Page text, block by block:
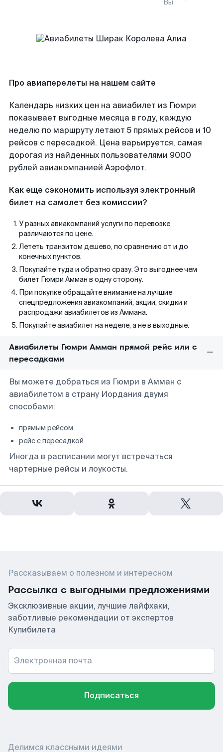
Вы
Про авиаперелеты на нашем сайте
Календарь низких цен на авиабилет из Гюмри
показывает выгодные месяца в году, каждую
неделю по маршруту летают 5 прямых рейсов и 10
рейсов с пересадкой. Цена варьируется, самая
дорогая из найденных пользователями 9000
рублей авиакомпанией Аэрофлот.
Как еще сэкономить используя электронный
билет на самолет без комиссии?
У разных авиакомпаний услуги по перевозке
различаются по цене.
Лететь транзитом дешево, по сравнению от и до
конечных пунктов.
Покупайте туда и обратно сразу. Это выгоднее чем
билет Гюмри Амман в одну сторону.
При покупке обращайте внимание на лучшие
спецпредложения авиакомпаний, акции, скидки и
распродажи авиабилетов из Аммана.
Покупайте авиабилет на неделе, а не в выходные.
Авиабилеты Гюмри Амман прямой рейс или с
пересадками
Вы можете добраться из Гюмри в Амман с
авиабилетом в страну Иордания двумя
способами:
прямым рейсом
рейс с пересадкой
Иногда в расписании могут встречаться
чартерные рейсы и лоукосты.
Рассказываем о полезном и интересном
Рассылка с выгодными предложениями
Эксклюзивные акции, лучшие лайфхаки,
заботливые рекомендации от экспертов
Купибилета
Электронная почта
Подписаться
Делимся классными идеями